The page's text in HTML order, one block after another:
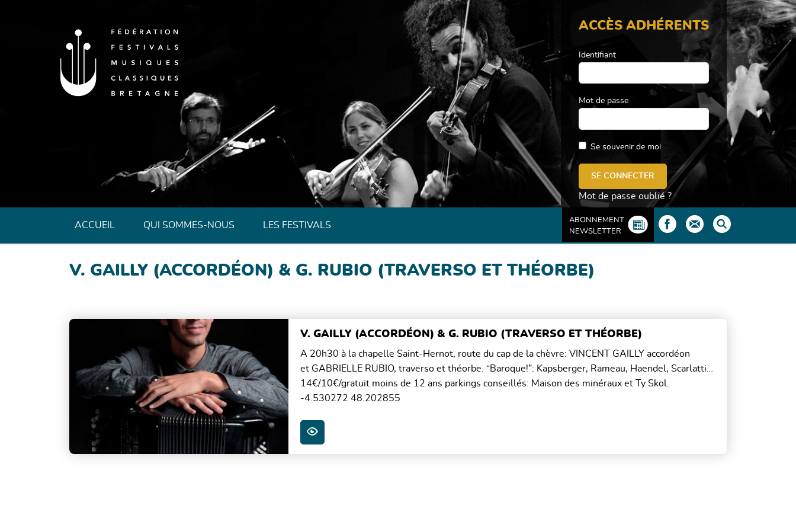
Fédération des Festivals de Musique Classique de Bretagne
ACCUEIL QUI SOMMES-NOUS LES FESTIVALS
ABONNEMENT
NEWSLETTER
ACCÈS ADHÉRENTS
Identifiant
Mot de passe
Se souvenir de moi
Mot de passe oublié ?
V. GAILLY (ACCORDÉON) & G. RUBIO (TRAVERSO ET THÉORBE)
V. GAILLY (ACCORDÉON) & G. RUBIO (TRAVERSO ET THÉORBE)
A 20h30 à la chapelle Saint-Hernot, route du cap de la chèvre: VINCENT GAILLY accordéon
et GABRIELLE RUBIO, traverso et théorbe. “Baroque!”: Kapsberger, Rameau, Haendel, Scarlatti…
14€/10€/gratuit moins de 12 ans parkings conseillés: Maison des minéraux et Ty Skol.
-4.530272 48.202855